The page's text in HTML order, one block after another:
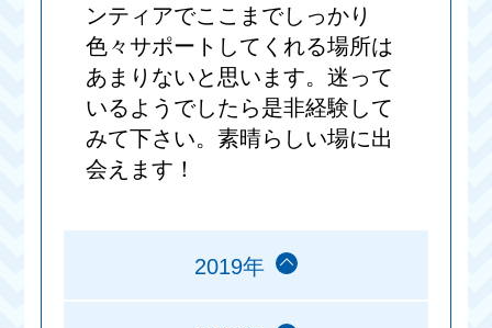
ンティアでここまでしっかり
色々サポートしてくれる場所は
あまりないと思います。迷って
いるようでしたら是非経験して
みて下さい。素晴らしい場に出
会えます！
2019年